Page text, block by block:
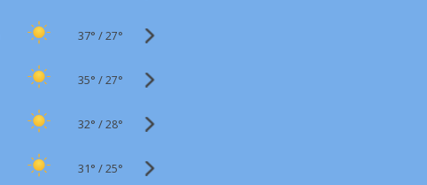
37° /27°
35° /27°
32° /28°
31° /25°